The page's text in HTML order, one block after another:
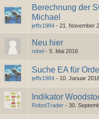
Berechnung der
Michael
jeffx1984 - 21. November
Neu hier
rebel - 5. Mai 2016
Suche EA für
jeffx1984 - 10. Januar
Indikator
RobotTrader - 30.